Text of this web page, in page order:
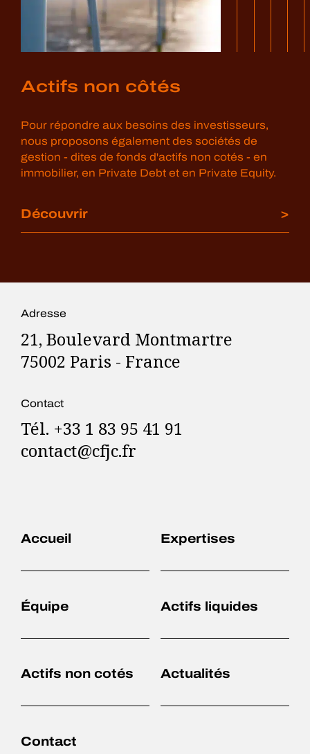
Accueil
Actifs non côtés
Pour répondre aux besoins des investisseurs,
nous proposons également des sociétés de
gestion - dites de fonds d'actifs non cotés - en
immobilier, en Private Debt et en Private Equity.
Découvrir
Adresse
21, Boulevard Montmartre
75002 Paris - France
Contact
Tél. +33 1 83 95 41 91
contact@cfjc.fr
Accueil Expertises
Équipe Actifs liquides
Actifs non cotés Actualités
Contact